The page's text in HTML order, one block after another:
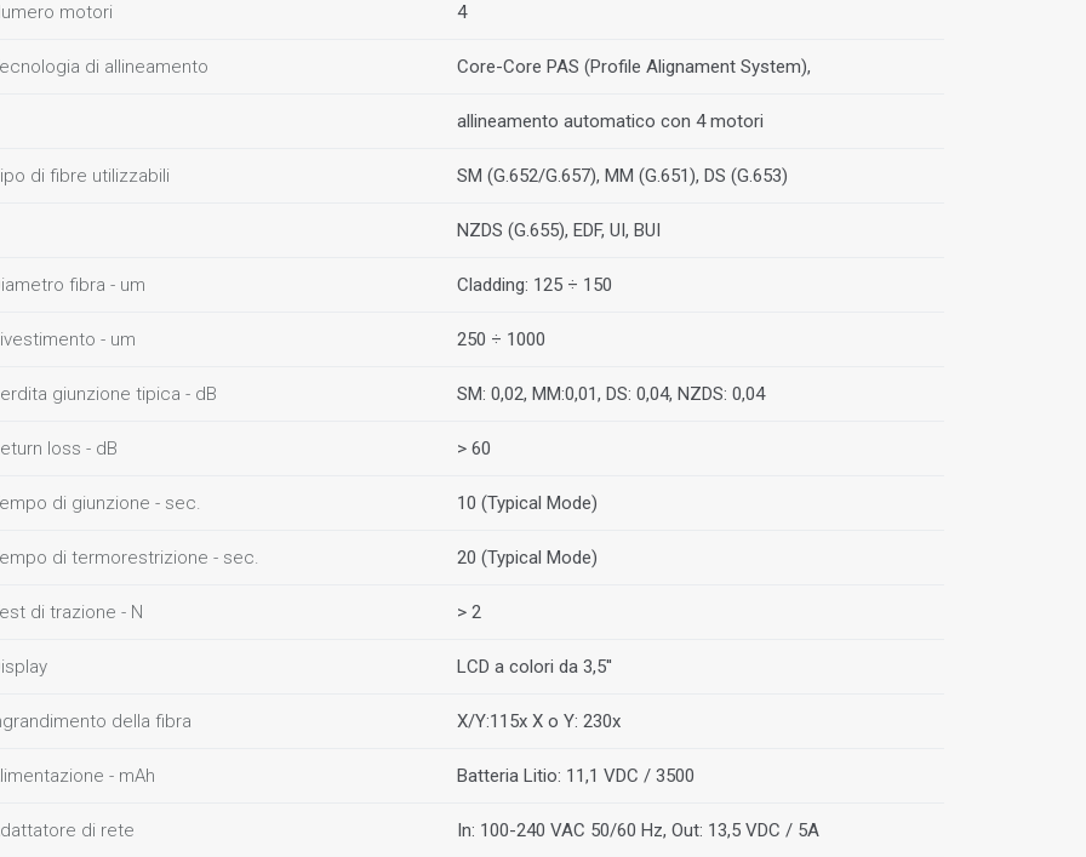
motori 4
di allineamento Core-Core PAS (Profile Alignament System),
allineamento automatico con 4 motori
di fibre utilizzabili SM (G.652/G.657), MM (G.651), DS (G.653)
NZDS (G.655), EDF, UI, BUI
fibra - um Cladding: 125 ÷ 150
- um 250 ÷ 1000
giunzione tipica - dB SM: 0,02, MM:0,01, DS: 0,04, NZDS: 0,04
loss - dB > 60
di giunzione - sec. 10 (Typical Mode)
di termorestrizione - sec. 20 (Typical Mode)
di trazione - N > 2
LCD a colori da 3,5''
della fibra X/Y:115x X o Y: 230x
- mAh Batteria Litio: 11,1 VDC / 3500
di rete In: 100-240 VAC 50/60 Hz, Out: 13,5 VDC / 5A